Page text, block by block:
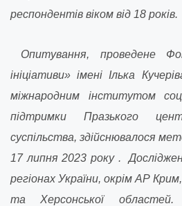
респондентів віком від 18 років.
Опитування, проведене
ініціативи» імені Ілька
міжнародним інститутом
підтримки Празького
суспільства, здійснювалося
17 липня 2023 року .
регіонах України, окрім АР
та Херсонської